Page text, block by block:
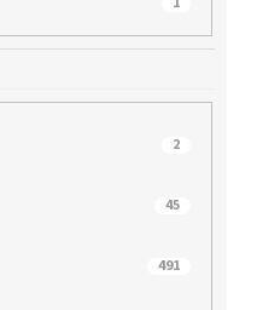
87
2
45
491